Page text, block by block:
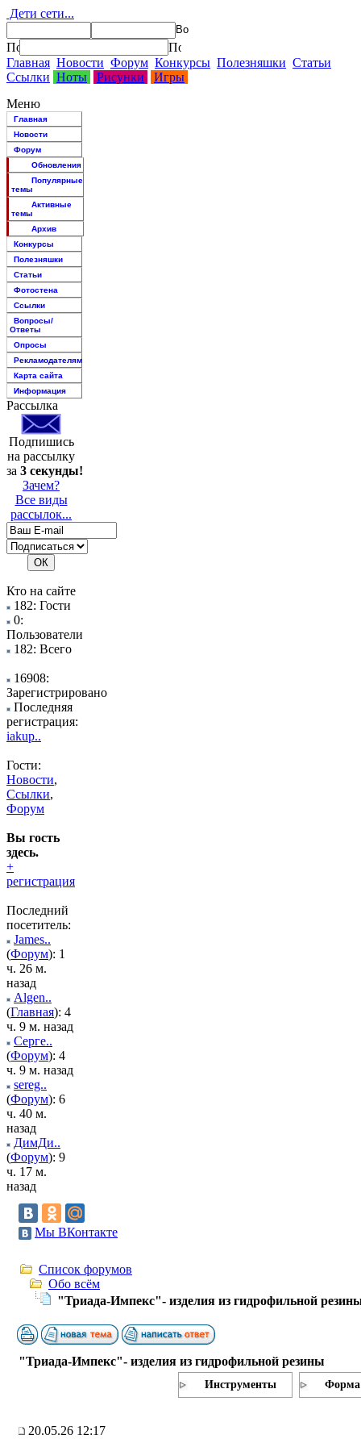
Дети сети...
Главная Новости Форум Конкурсы Полезняшки Статьи
Ссылки Ноты Рисунки
Игры
Меню
Главная
Новости
Форум
Обновления
Популярные
темы
Активные
темы
Архив
Конкурсы
Полезняшки
Статьи
Фотостена
Ссылки
Вопросы/
Ответы
Опросы
Рекламодателям
Карта сайта
Информация
Рассылка
Подпишись
на рассылку
за 3 секунды!
Зачем?
Все виды
рассылок...
Кто на сайте
182: Гости
0:
Пользователи
182: Всего
16908:
Зарегистрировано
Последняя
регистрация:
iakup..
Гости:
Новости,
Ссылки,
Форум
Вы гость
здесь.
+
регистрация
Последний
посетитель:
James..
(Форум): 1
ч. 26 м.
назад
Algen..
(Главная): 4
ч. 9 м. назад
Серге..
(Форум): 4
ч. 9 м. назад
sereg..
(Форум): 6
ч. 40 м.
назад
ДимДи..
(Форум): 9
ч. 17 м.
назад
Мы ВКонтакте
Список форумов
Обо всём
"Триада-Импекс"- изделия из гидрофильной
"Триада-Импекс"- изделия из гидрофильной резины
Инструменты Форма
20.05.26 12:17